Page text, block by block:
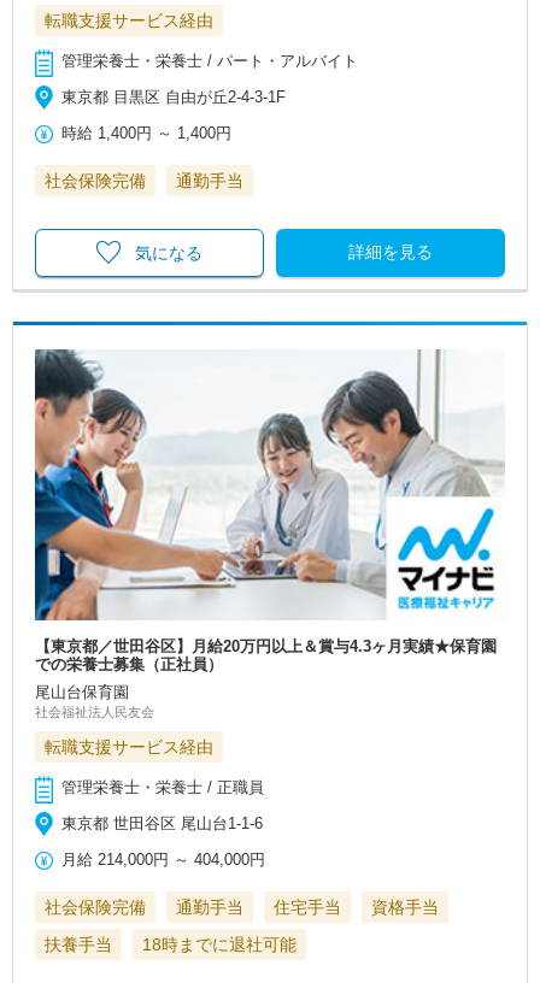
転職支援サービス経由
管理栄養士・栄養士 / パート・アルバイト
東京都 目黒区 自由が丘2-4-3-1F
時給 1,400円 ～ 1,400円
社会保険完備 通勤手当
詳細を見る
気になる
【東京都／世田谷区】月給20万円以上＆賞与4.3ヶ月実績★保育園
での栄養士募集（正社員）
尾山台保育園
社会福祉法人民友会
転職支援サービス経由
管理栄養士・栄養士 / 正職員
東京都 世田谷区 尾山台1-1-6
月給 214,000円 ～404,000円
社会保険完備 通勤手当 住宅手当
資格手当
扶養手当
18時までに退社可能